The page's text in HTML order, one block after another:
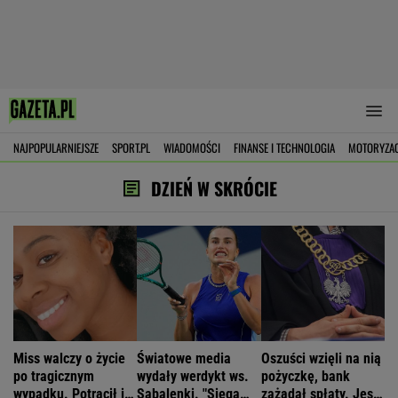
NAJPOPULARNIEJSZE SPORT.PL WIADOMOŚCI FINANSE I TECHNOLOGIA
DZIEŃ W SKRÓCIE
Miss walczy o życie
po tragicznym
wypadku. Potrącił ją
Światowe media
wydały werdykt ws.
Sabalenki. "Sięga
Oszuści wzięli na nią
pożyczkę, bank
zażądał spłaty. Jest